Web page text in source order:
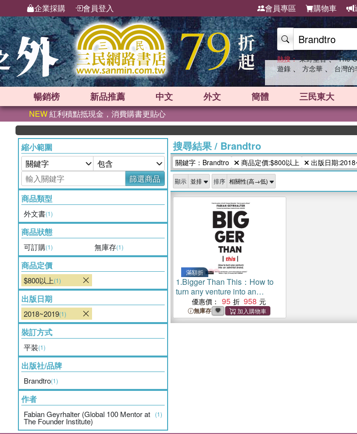
企業採購 會員登入 會員專區 購物車
熱搜： 東野圭吾 、 The
遊錄 、 方念華 、 台灣的
暢銷榜 新品推薦 中文 外文 簡體 三民東大
NEW紅利積點抵現金，消費購書更貼心
縮小範圍
篩選商品
商品類型
外文書(1)
商品狀態
可訂購(1) 無庫存(1)
商品定價
$800以上(1)
出版日期
2018~2019(1)
裝訂方式
平裝(1)
出版社/品牌
Brandtro(1)
作者
Fabian Geyrhalter (Global 100 Mentor at
The Founder Institute)
(1)
搜尋結果/ Brandtro
關鍵字：Brandtro 商品定價:$800以上 出版日期
顯示 排序
滿額折
1.Bigger Than This：How to
turn any venture into an
admired brand
優惠價： 95 958
無庫存